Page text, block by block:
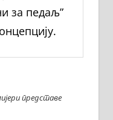
за педаљ”
представе